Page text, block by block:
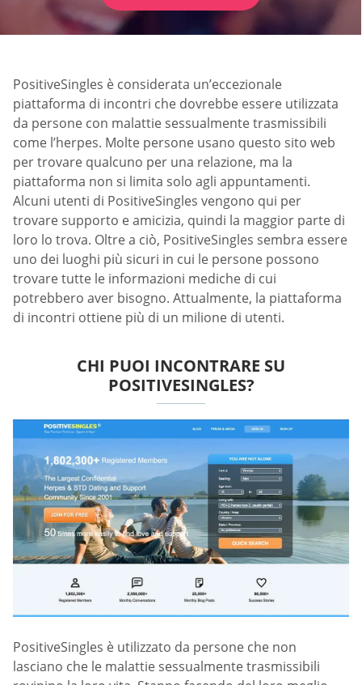
PositiveSingles è considerata un’eccezionale
piattaforma di incontri che dovrebbe essere utilizzata
da persone con malattie sessualmente trasmissibili
come l’herpes. Molte persone usano questo sito web
per trovare qualcuno per una relazione, ma la
piattaforma non si limita solo agli appuntamenti.
Alcuni utenti di PositiveSingles vengono qui per
trovare supporto e amicizia, quindi la maggior parte di
loro lo trova. Oltre a ciò, PositiveSingles sembra essere
uno dei luoghi più sicuri in cui le persone possono
trovare tutte le informazioni mediche di cui
potrebbero aver bisogno. Attualmente, la piattaforma
di incontri ottiene più di un milione di utenti.
CHI PUOI INCONTRARE SU
POSITIVESINGLES?
PositiveSingles è utilizzato da persone che non
lasciano che le malattie sessualmente trasmissibili